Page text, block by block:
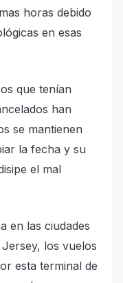
horas debido
en esas
que tenían
han
se mantienen
la fecha y su
el mal
en las ciudades
los vuelos
esta terminal de